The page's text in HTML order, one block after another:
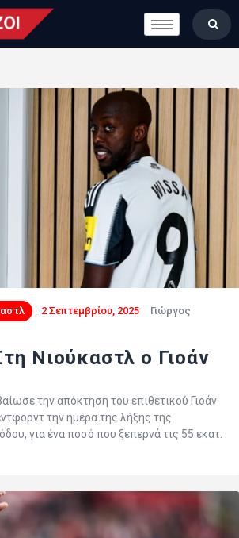
CALLING
2 Σεπτεμβρίου, 2025
Γιώργος
Νιούκαστλ ο Γιοάν
την απόκτηση του επιθετικού Γιοάν
την ημέρα της λήξης της
για ένα ποσό που ξεπερνά τις 55 εκατ.